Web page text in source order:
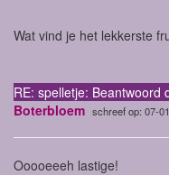
Wat vind je het lekkerste
RE: spelletje: Beantwoord
Boterbloem schreef op: 07-
Ooooeeeh lastige!